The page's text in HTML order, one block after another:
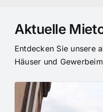
Aktuelle
Entdecken Sie unsere
Häuser und